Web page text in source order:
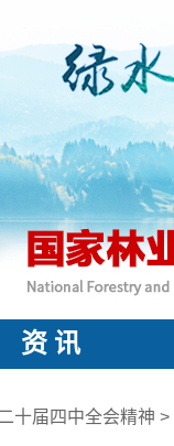
资 讯
十届四中全会精神 >